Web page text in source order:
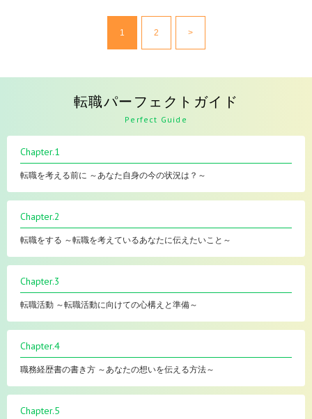
1 2 >
転職パーフェクトガイド
Perfect Guide
Chapter.1
転職を考える前に ～あなた自身の今の状況は？～
Chapter.2
転職をする ～転職を考えているあなたに伝えたいこと～
Chapter.3
転職活動 ～転職活動に向けての心構えと準備～
Chapter.4
職務経歴書の書き方 ～あなたの想いを伝える方法～
Chapter.5